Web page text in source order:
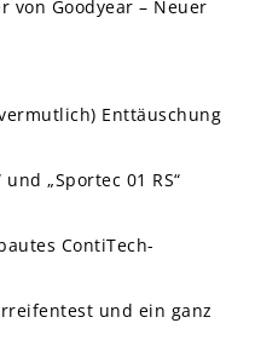
von Goodyear – Neuer
Enttäuschung
„Sportec 01 RS“
ContiTech-
und ein ganz